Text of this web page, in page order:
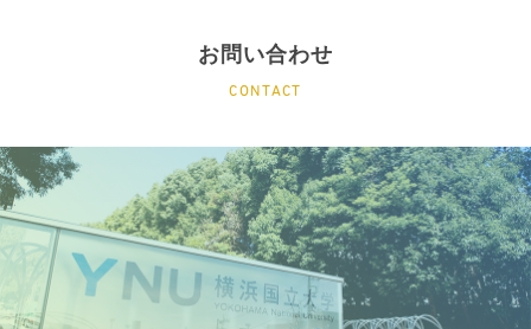
お問い合わせ
CONTACT